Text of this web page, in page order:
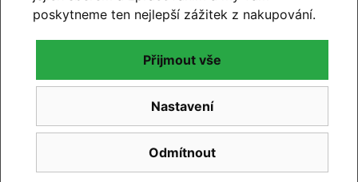
CUBE 2027
Novinky CUBE 2027 se blíží. Již brzy vám představíme
poskytneme ten nejlepší zážitek z nakupování.
Odmítnout
Nastavení
Přijmout vše